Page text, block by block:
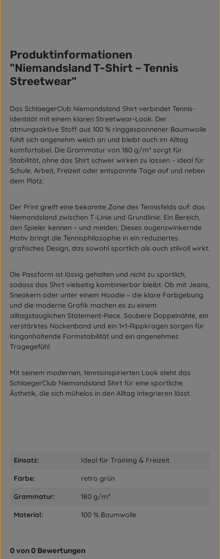
Produktinformationen
"Niemandsland T-Shirt – Tennis
Streetwear"
Das SchlaegerClub Niemandsland Shirt verbindet Tennis-
Identität mit einem klaren Streetwear-Look. Der
atmungsaktive Stoff aus 100 % ringgesponnener Baumwolle
fühlt sich angenehm weich an und bleibt auch im Alltag
komfortabel. Die Grammatur von 180 g/m² sorgt für
Stabilität, ohne das Shirt schwer wirken zu lassen – ideal für
Schule, Arbeit, Freizeit oder entspannte Tage auf und neben
dem Platz.
Der Print greift eine bekannte Zone des Tennisfelds auf: das
Niemandsland zwischen T-Linie und Grundlinie. Ein Bereich,
den Spieler kennen – und meiden. Dieses augenzwinkernde
Motiv bringt die Tennisphilosophie in ein reduziertes
grafisches Design, das sowohl sportlich als auch stilvoll wirkt.
Die Passform ist lässig gehalten und nicht zu sportlich,
sodass das Shirt vielseitig kombinierbar bleibt. Ob mit Jeans,
Sneakern oder unter einem Hoodie – die klare Farbgebung
und die moderne Grafik machen es zu einem
alltagstauglichen Statement-Piece. Saubere Doppelnähte, ein
verstärktes Nackenband und ein 1×1-Rippkragen sorgen für
langanhaltende Formstabilität und ein angenehmes
Tragegefühl.
Mit seinem modernen, tennisinspirierten Look steht das
SchlaegerClub Niemandsland Shirt für eine sportliche
Ästhetik, die sich mühelos in den Alltag integrieren lässt.
Einsatz: Ideal für Training & Freizeit
Farbe: retro grün
Grammatur: 180 g/m²
Material: 100 % Baumwolle
0 von 0 Bewertungen